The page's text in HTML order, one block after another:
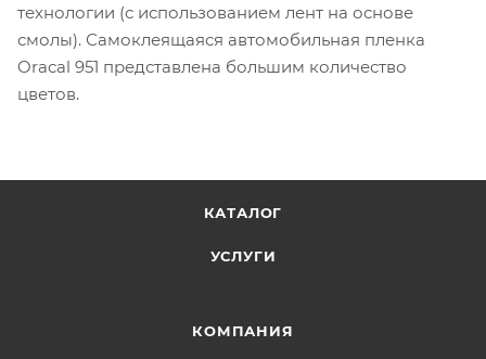
технологии (с использованием лент на основе
смолы). Самоклеящаяся автомобильная пленка
Oracal 951 представлена большим количество
цветов.
КАТАЛОГ
УСЛУГИ
КОМПАНИЯ